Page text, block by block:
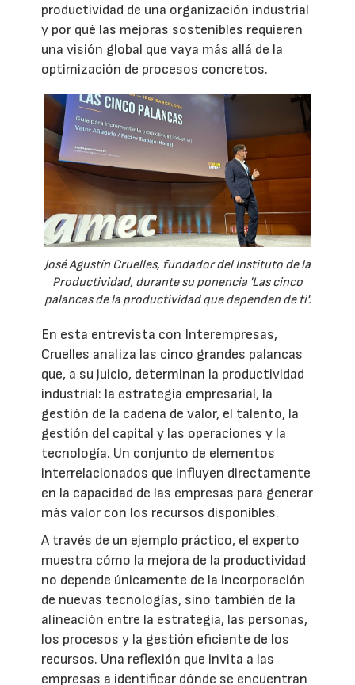
productividad de una organización industrial
y por qué las mejoras sostenibles requieren
una visión global que vaya más allá de la
optimización de procesos concretos.
José Agustín Cruelles, fundador del Instituto de la
Productividad, durante su ponencia 'Las cinco
palancas de la productividad que dependen de ti'.
En esta entrevista con Interempresas,
Cruelles analiza las cinco grandes palancas
que, a su juicio, determinan la productividad
industrial: la estrategia empresarial, la
gestión de la cadena de valor, el talento, la
gestión del capital y las operaciones y la
tecnología. Un conjunto de elementos
interrelacionados que influyen directamente
en la capacidad de las empresas para generar
más valor con los recursos disponibles.
A través de un ejemplo práctico, el experto
muestra cómo la mejora de la productividad
no depende únicamente de la incorporación
de nuevas tecnologías, sino también de la
alineación entre la estrategia, las personas,
los procesos y la gestión eficiente de los
recursos. Una reflexión que invita a las
empresas a identificar dónde se encuentran